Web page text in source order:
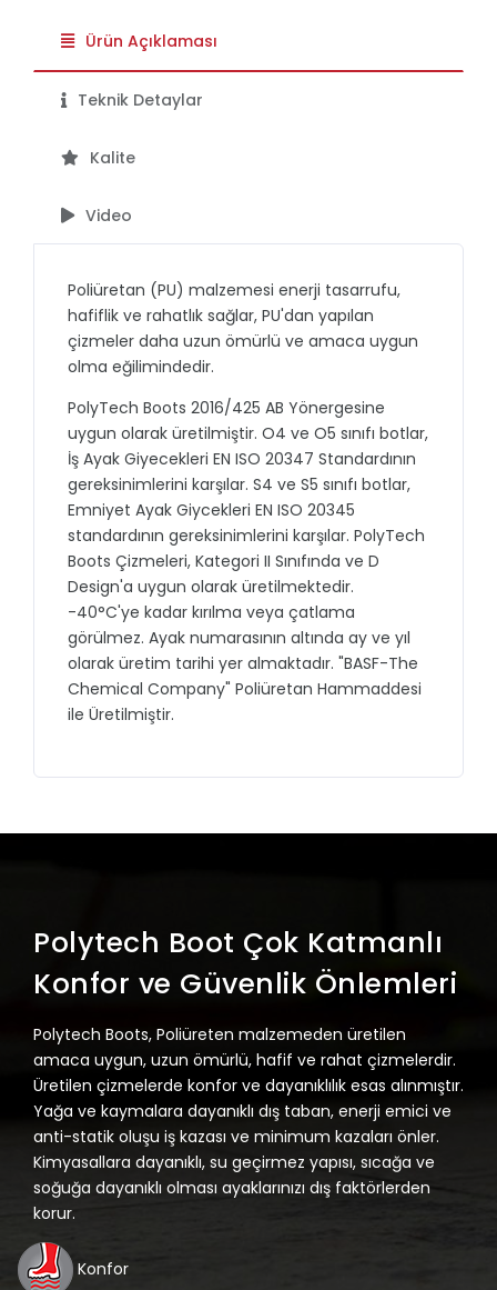
Ürün Açıklaması
Teknik Detaylar
Kalite
Video
Poliüretan (PU) malzemesi enerji tasarrufu,
hafiflik ve rahatlık sağlar, PU'dan yapılan
çizmeler daha uzun ömürlü ve amaca uygun
olma eğilimindedir.
PolyTech Boots 2016/425 AB Yönergesine
uygun olarak üretilmiştir. O4 ve O5 sınıfı botlar,
İş Ayak Giyecekleri EN ISO 20347 Standardının
gereksinimlerini karşılar. S4 ve S5 sınıfı botlar,
Emniyet Ayak Giycekleri EN ISO 20345
standardının gereksinimlerini karşılar. PolyTech
Boots Çizmeleri, Kategori II Sınıfında ve D
Design'a uygun olarak üretilmektedir.
-40°C'ye kadar kırılma veya çatlama
görülmez. Ayak numarasının altında ay ve yıl
olarak üretim tarihi yer almaktadır. "BASF-The
Chemical Company" Poliüretan Hammaddesi
ile Üretilmiştir.
Polytech Boot Çok Katmanlı
Konfor ve Güvenlik Önlemleri
Polytech Boots, Poliüreten malzemeden üretilen
amaca uygun, uzun ömürlü, hafif ve rahat çizmelerdir.
Üretilen çizmelerde konfor ve dayanıklılık esas alınmıştır.
Yağa ve kaymalara dayanıklı dış taban, enerji emici ve
anti-statik oluşu iş kazası ve minimum kazaları önler.
Kimyasallara dayanıklı, su geçirmez yapısı, sıcağa ve
soğuğa dayanıklı olması ayaklarınızı dış faktörlerden
korur.
Konfor